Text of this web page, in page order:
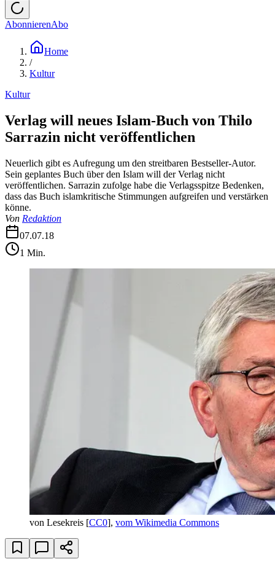
AbonnierenAbo
Home
/
Kultur
Kultur
Verlag will neues Islam-Buch von Thilo
Sarrazin nicht veröffentlichen
Neuerlich gibt es Aufregung um den streitbaren Bestseller-Autor.
Sein geplantes Buch über den Islam will der Verlag nicht
veröffentlichen. Sarrazin zufolge habe die Verlagsspitze Bedenken,
dass das Buch islamkritische Stimmungen aufgreifen und verstärken
könne.
Von Redaktion
07.07.18
1 Min.
von Lesekreis [CC0], vom Wikimedia Commons